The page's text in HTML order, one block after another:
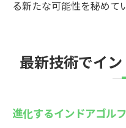
る新たな可能性を秘めて
最新技術でイ
進化するインドアゴル